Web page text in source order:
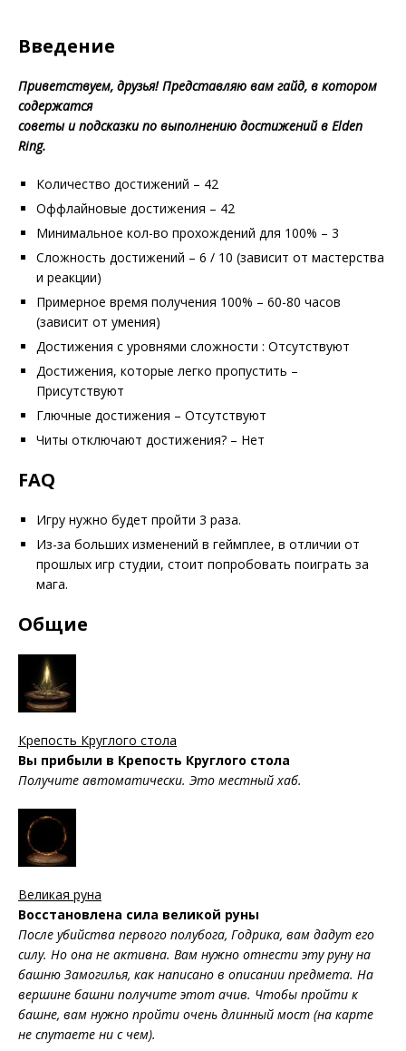
Введение
Приветствуем, друзья! Представляю вам гайд, в котором
содержатся
советы и подсказки по выполнению достижений в Elden
Ring.
Количество достижений – 42
Оффлайновые достижения – 42
Минимальное кол-во прохождений для 100% – 3
Сложность достижений – 6 / 10 (зависит от мастерства
и реакции)
Примерное время получения 100% – 60-80 часов
(зависит от умения)
Достижения с уровнями сложности : Отсутствуют
Достижения, которые легко пропустить –
Присутствуют
Глючные достижения – Отсутствуют
Читы отключают достижения? – Нет
FAQ
Игру нужно будет пройти 3 раза.
Из-за больших изменений в геймплее, в отличии от
прошлых игр студии, стоит попробовать поиграть за
мага.
Общие
Крепость Круглого стола
Вы прибыли в Крепость Круглого стола
Получите автоматически. Это местный хаб.
Великая руна
Восстановлена сила великой руны
После убийства первого полубога, Годрика, вам дадут его
силу. Но она не активна. Вам нужно отнести эту руну на
башню Замогилья, как написано в описании предмета. На
вершине башни получите этот ачив. Чтобы пройти к
башне, вам нужно пройти очень длинный мост (на карте
не спутаете ни с чем).